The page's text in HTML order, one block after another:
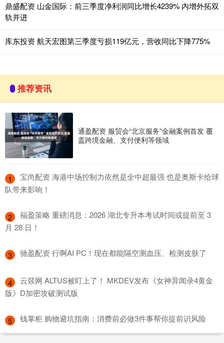
鼎盛配资 山金国际：前三季度净利润同比增长4239% 内增外拓双
轨并进
库东投资 航天宏图第三季度亏损119亿元，营收同比下降775%
推荐资讯
通盈配资 服贸会“北京服务”金融案例首发 覆
盖跨境金融、支付便利等领域
1
​宝尚配资 海港中场控制力依然是全中超最强 也是奥斯卡给球
队带来影响！
2
​福盈策略 重磅消息：2026 湖北专升本考试时间或提前至 3
月 28 日！
3 ​驰盈配资 行啊AI PC！现在都能隔空测血压、检测皮肤了
4
​云燚网 ALTUS被盯上了！ MKDEV发布《女神异闻录4黄金
版》D加密攻破测试版
5 ​钱掌柜 购物避坑指南：消费前必做3件事帮你提前识风险